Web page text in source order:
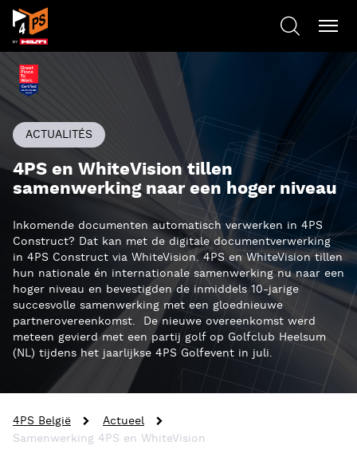
ACTUALITÉS
4PS en WhiteVision tillen
samenwerking naar een hoger niveau
Inkomende documenten automatisch verwerken in 4PS
Construct? Dat kan met de digitale documentverwerking
in 4PS Construct via WhiteVision. 4PS en WhiteVision tillen
hun nationale én internationale samenwerking nu naar een
hoger niveau en bevestigden de inmiddels 10-jarige
succesvolle samenwerking met een gloednieuwe
partnerovereenkomst. De nieuwe overeenkomst werd
meteen gevierd met een partij golf op Golfclub Heelsum
(NL) tijdens het jaarlijkse 4PS Golfevent in juli.
4PS België
Actueel
Samenwerking 4PS en WhiteVision